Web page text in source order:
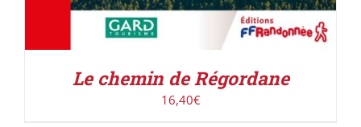
Le chemin de Régordane
16,40€